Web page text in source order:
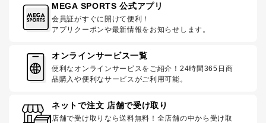
MEGA SPORTS 公式アプリ
会員証がすぐに開けて便利！
アプリクーポンや最新情報をお知らせします。
オンラインサービス一覧
便利なオンラインサービスをご紹介！24時間365日商
品購入や便利なサービスがご利用可能。
ネットで注文 店舗で受け取り
店舗で受け取りなら送料無料！全店舗の中から受け取